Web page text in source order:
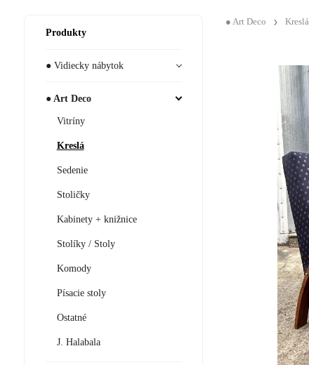
Produkty
● Vidiecky nábytok
● Art Deco
Vitríny
Kreslá
Sedenie
Stoličky
Kabinety + knižnice
Stolíky / Stoly
Komody
Písacie stoly
Ostatné
J. Halabala
● Art Deco Kreslá